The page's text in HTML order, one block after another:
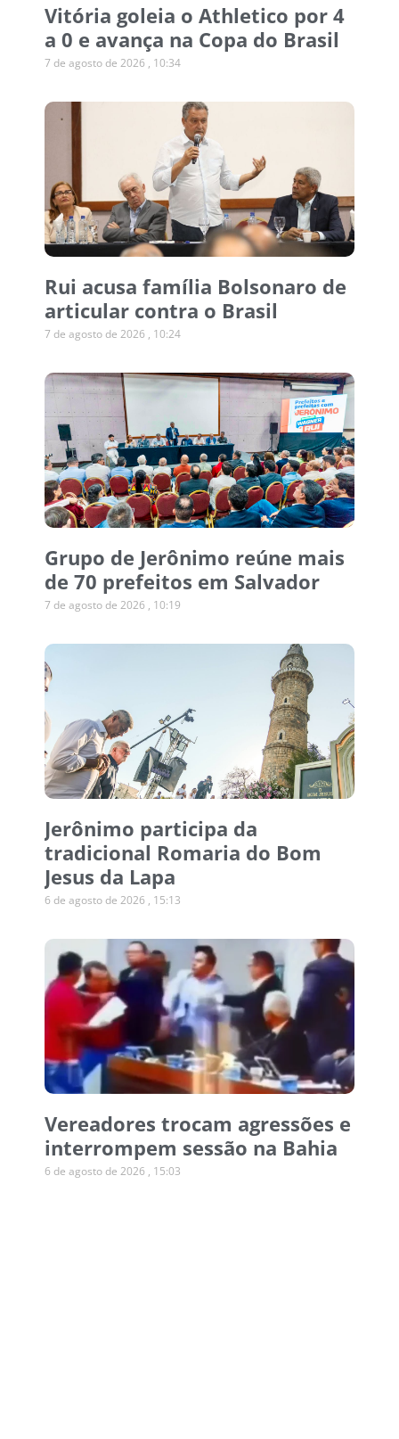
Vitória goleia o Athletico por 4
a 0 e avança na Copa do Brasil
7 de agosto de 2026 10:34
Rui acusa família Bolsonaro de
articular contra o Brasil
7 de agosto de 2026 10:24
Grupo de Jerônimo reúne mais
de 70 prefeitos em Salvador
7 de agosto de 2026 10:19
Jerônimo participa da
tradicional Romaria do Bom
Jesus da Lapa
6 de agosto de 2026 15:13
Vereadores trocam agressões e
interrompem sessão na Bahia
6 de agosto de 2026 15:03